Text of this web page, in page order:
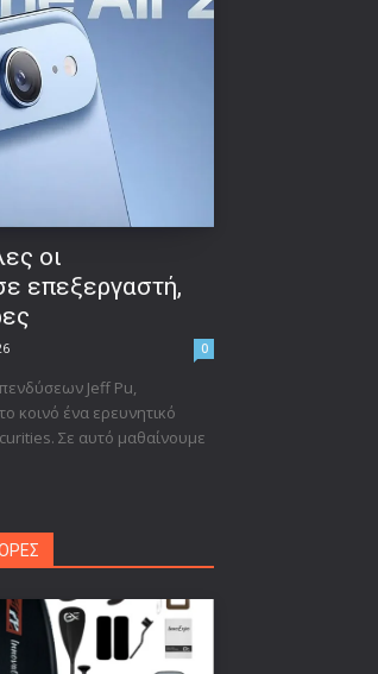
οι
επεξεργαστή,
0
Jeff Pu,
κοινό ένα ερευνητικό
Σε αυτό μαθαίνουμε